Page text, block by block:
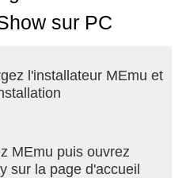
sur PC
l'installateur MEmu et
MEmu puis ouvrez
sur la page d'accueil